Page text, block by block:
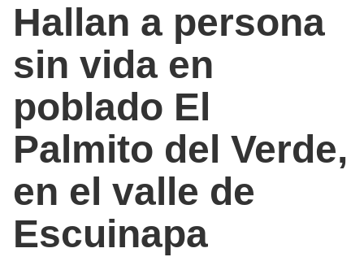
Hallan a persona
sin vida en
poblado El
Palmito del Verde,
en el valle de
Escuinapa